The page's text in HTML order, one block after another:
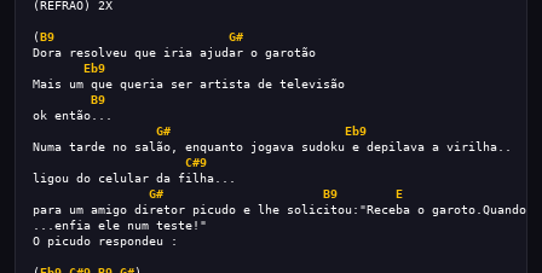
(REFRÃO) 2X
(B9
G#
Dora resolveu que iria ajudar o garotão
Eb9
Mais um que queria ser artista de televisão
B9
ok então...
G#
Eb9
Numa tarde no salão, enquanto jogava sudoku e depilava a virilha..
C#9
ligou do celular da filha...
G#
B9
E
para um amigo diretor picudo e lhe solicitou:"Receba o garoto.Quando é
...enfia ele num teste!"
O picudo respondeu :